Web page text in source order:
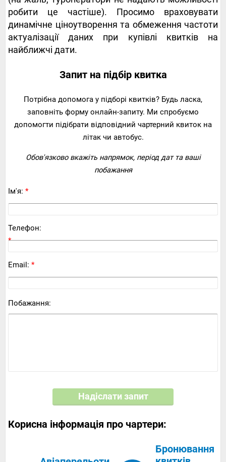
робити це частіше). Просимо враховувати
динамічне ціноутворення та обмеження частоти
актуалізації даних при купівлі квитків на
найближчі дати.
Запит на підбір квитка
Потрібна допомога у підборі квитків? Будь ласка,
заповніть форму онлайн-запиту. Ми спробуємо
допомогти підібрати відповідний чартерний квиток на
літак чи автобус.
Обов'язково вкажіть напрямок, період дат та ваші
побажання
Ім'я: *
Телефон:
*
Email: *
Побажання:
Надіслати запит
Корисна інформація про чартери:
Бронювання